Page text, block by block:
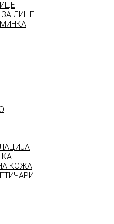
ЛИЦЕ
КОЖА